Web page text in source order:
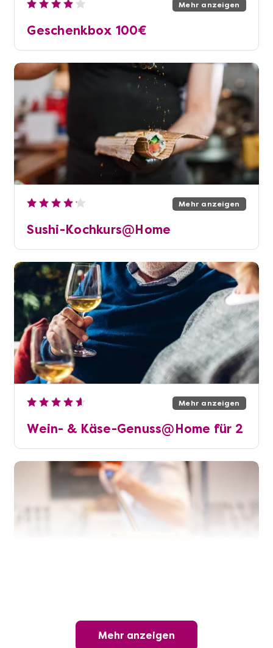
Mehr anzeigen
Geschenkbox 100€
Mehr anzeigen
Sushi-Kochkurs@Home
Mehr anzeigen
Wein- & Käse-Genuss@Home für 2
Die beste Pizza@Home
Mehr anzeigen